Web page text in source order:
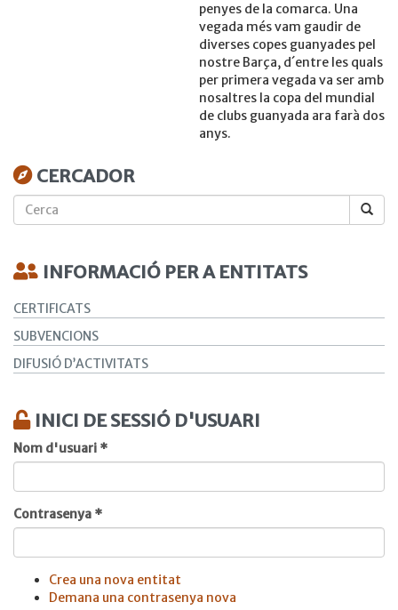
penyes de la comarca. Una
vegada més vam gaudir de
diverses copes guanyades pel
nostre Barça, d´entre les quals
per primera vegada va ser amb
nosaltres la copa del mundial
de clubs guanyada ara farà dos
anys.
CERCADOR
INFORMACIÓ PER A ENTITATS
CERTIFICATS
SUBVENCIONS
DIFUSIÓ D’ACTIVITATS
INICI DE SESSIÓ D'USUARI
Nom d'usuari *
Contrasenya *
Crea una nova entitat
Demana una contrasenya nova